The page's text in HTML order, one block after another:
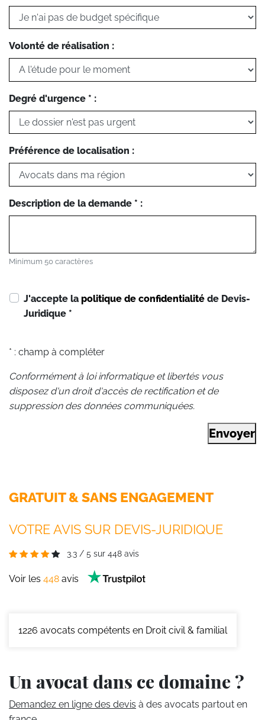
Volonté de réalisation :
Degré d'urgence * :
Préférence de localisation :
Description de la demande * :
Minimum 50 caractères
J'accepte la politique de confidentialité de Devis-
Juridique *
* : champ à compléter
Conformément à loi informatique et libertés vous
disposez d'un droit d'accès de rectification et de
suppression des données communiquées.
Envoyer
GRATUIT & SANS ENGAGEMENT
VOTRE AVIS SUR DEVIS-JURIDIQUE
3.3 / 5 sur 448 avis
Voir les 448 avis
1226 avocats compétents en Droit civil & familial
Un avocat dans ce domaine ?
Demandez en ligne des devis à des avocats partout en